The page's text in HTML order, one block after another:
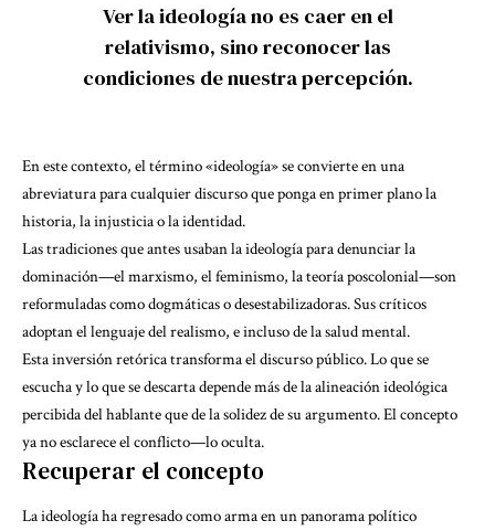
Ver la ideología no es caer en el
relativismo, sino reconocer las
condiciones de nuestra percepción.
En este contexto, el término «ideología» se convierte en una
abreviatura para cualquier discurso queponga en primer plano la
historia, la injusticia o la identidad.
Las tradiciones que antes usaban la ideología para denunciar la
dominación—el marxismo, el feminismo, la teoría poscolonial—son
reformuladas como dogmáticas o desestabilizadoras. Sus críticos
adoptan el lenguaje del realismo, e incluso de la salud mental.
Esta inversión retórica transforma el discurso público. Lo que se
escucha y lo que se descarta depende más de la alineación ideológica
percibida del hablante que de la solidez de su argumento. El concepto
ya no esclarece el conflicto—lo oculta.
Recuperar el concepto
La ideología ha regresado como arma en un panorama político